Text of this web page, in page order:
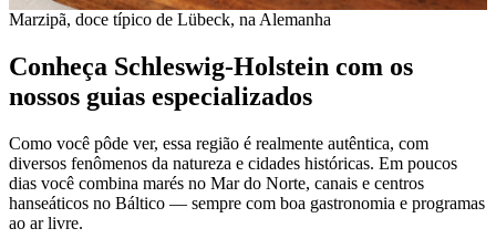
Marzipã, doce típico de Lübeck, na Alemanha
Conheça Schleswig-Holstein com os
nossos guias especializados
Como você pôde ver, essa região é realmente autêntica, com
diversos fenômenos da natureza e cidades históricas. Em poucos
dias você combina marés no Mar do Norte, canais e centros
hanseáticos no Báltico — sempre com boa gastronomia e programas
ao ar livre.